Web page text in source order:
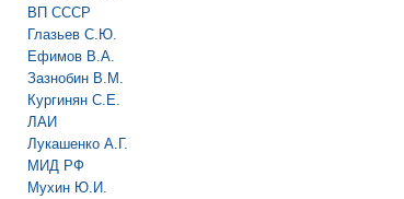
ВП СССР
Глазьев С.Ю.
Ефимов В.А.
Зазнобин В.М.
Кургинян С.Е.
ЛАИ
Лукашенко А.Г.
МИД РФ
Мухин Ю.И.